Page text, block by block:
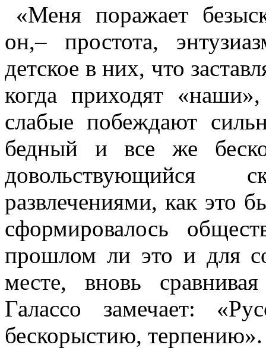
«Меня поражает
он,– простота,
детское в них, что
когда приходят
слабые побеждают
бедный и все же
развлечениями, как это
сформировалось
прошлом ли это и для
месте, вновь
Галассо замечает:
бескорыстию, терпению».